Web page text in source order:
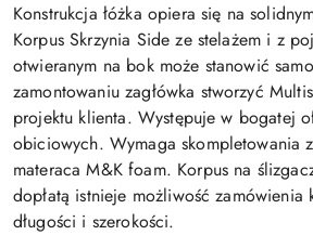
Konstrukcja łóżka opiera się na
Korpus Skrzynia Side ze stelażem i z
otwieranym na bok może stanowić
zamontowaniu zagłówka stworzyć
projektu klienta. Występuje w bogatej
obiciowych. Wymaga skompletowania
materaca M&K foam. Korpus na
dopłatą istnieje możliwość zamówienia
długości i szerokości.